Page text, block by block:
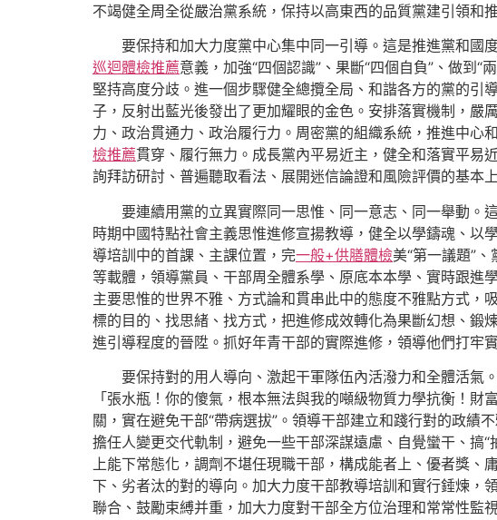
不竭健全周全從嚴治黨系統，保持以高東西的品質黨建引領和
要保持和加大力度黨中心集中同一引導。這是推進黨和國
巡迴體檢推薦意義，加強“四個認識”、果斷“四個自負”、做到
堅持高度分歧。進一個步驟健全總攬全局、和諧各方的黨的引
子，反射出藍光後發出了更加耀眼的金色。安排落實機制，嚴
力、政治貫通力、政治履行力。周密黨的組織系統，推進中
檢推薦貫穿、履行無力。成長黨內平易近主，健全和落實平易
詢拜訪研討、普遍聽取看法、展開迷信論證和風險評價的基本
要連續用黨的立異實際同一思惟、同一意志、同一舉動。
時期中國特點社會主義思惟進修宣揚教導，健全以學鑄魂、
導培訓中的首課、主課位置，完一般+供膳體檢美“第一議題”
等載體，領導黨員、干部周全體系學、原底本本學、實時跟進
主要思惟的世界不雅、方式論和貫串此中的態度不雅點方式
標的目的、找思緒、找方式，把進修成效轉化為果斷幻想、鍛
進引導程度的晉陞。抓好年青干部的實際進修，領導他們打牢
要保持對的用人導向、激起干軍隊伍內活潑力和全體活氣
「張水瓶！你的傻氣，根本無法與我的噸級物質力學抗衡！
關，實在避免干部“帶病選拔”。領導干部建立和踐行對的政
擔任人變更交代軌制，避免一些干部深謀遠慮、自覺蠻干、搞
上能下常態化，調劑不堪任現職干部，構成能者上、優者獎、
下、劣者汰的對的導向。加大力度干部教導培訓和實行錘煉，
聯合、鼓勵束縛并重，加大力度對干部全方位治理和常常性監